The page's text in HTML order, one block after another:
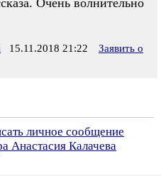
Очень волнительно
15.11.2018 21:22
Заявить о
личное сообщение
Анастасия Калачева